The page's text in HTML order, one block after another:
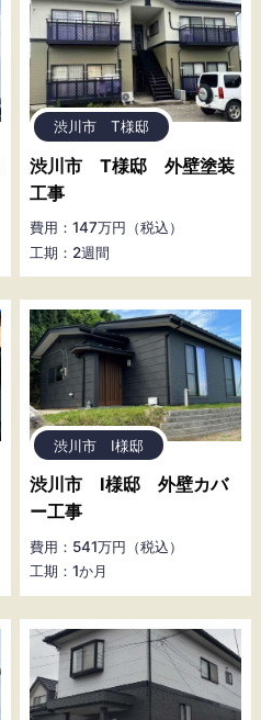
渋川市 T様邸
渋川市 T様邸 外壁塗装
工事
費用：147万円（税込）
工期：2週間
渋川市 I様邸
渋川市 I様邸 外壁カバ
ー工事
費用：541万円（税込）
工期：1か月